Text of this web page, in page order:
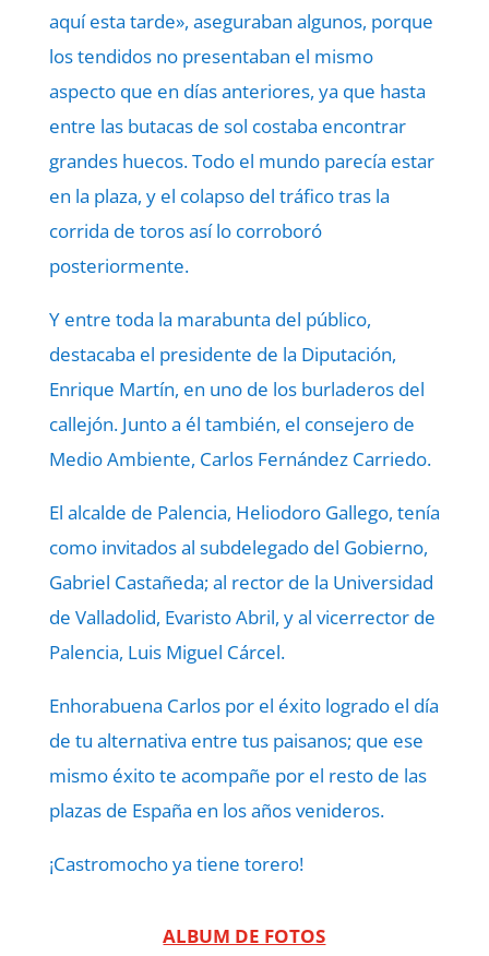
aquí esta tarde», aseguraban algunos, porque
los tendidos no presentaban el mismo
aspecto que en días anteriores, ya que hasta
entre las butacas de sol costaba encontrar
grandes huecos. Todo el mundo parecía estar
en la plaza, y el colapso del tráfico tras la
corrida de toros así lo corroboró
posteriormente.
Y entre toda la marabunta del público,
destacaba el presidente de la Diputación,
Enrique Martín, en uno de los burladeros del
callejón. Junto a él también, el consejero de
Medio Ambiente, Carlos Fernández Carriedo.
El alcalde de Palencia, Heliodoro Gallego, tenía
como invitados al subdelegado del Gobierno,
Gabriel Castañeda; al rector de la Universidad
de Valladolid, Evaristo Abril, y al vicerrector de
Palencia, Luis Miguel Cárcel.
Enhorabuena Carlos por el éxito logrado el día
de tu alternativa entre tus paisanos; que ese
mismo éxito te acompañe por el resto de las
plazas de España en los años venideros.
¡Castromocho ya tiene torero!
ALBUM DE FOTOS